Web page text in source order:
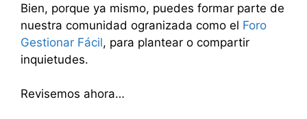
Bien, porque ya mismo, puedes formar parte de
nuestra comunidad ogranizada como el Foro
Gestionar Fácil, para plantear o compartir
inquietudes.
Revisemos ahora…